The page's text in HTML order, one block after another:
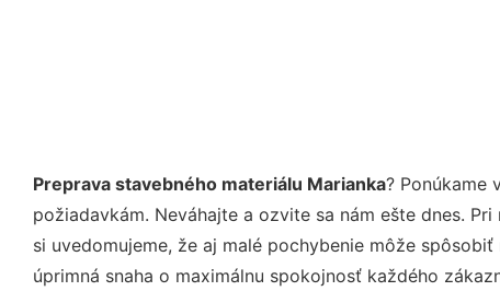
Preprava stavebného materiálu Marianka? Ponúkame
požiadavkám. Neváhajte a ozvite sa nám ešte dnes.
si uvedomujeme, že aj malé pochybenie môže
úprimná snaha o maximálnu spokojnosť každého